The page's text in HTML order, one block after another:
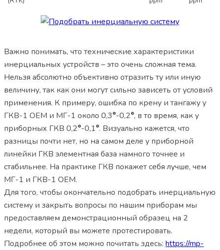
Важно понимать, что технические характеристики
инерциальных устройств – это очень сложная тема.
Нельзя абсолютно объективно отразить ту или иную
величину, так как они могут сильно зависеть от условий
применения. К примеру, ошибка по крену и тангажу у
ГКВ-1 ОЕМ и МГ-1 около 0,3°-0,2°, в то время, как у
приборных ГКВ 0,2°-0,1°. Визуально кажется, что
разницы почти нет, но на самом деле у приборной
линейки ГКВ элементная база намного точнее и
стабильнее. На практике ГКВ покажет себя лучше, чем
МГ-1 и ГКВ-1 ОЕМ.
Для того, чтобы окончательно подобрать инерциальную
систему и закрыть вопросы по нашим приборам мы
предоставляем демонстрационный образец на 2
недели, который вы можете протестировать.
Подробнее об этом можно почитать здесь: https://mp-